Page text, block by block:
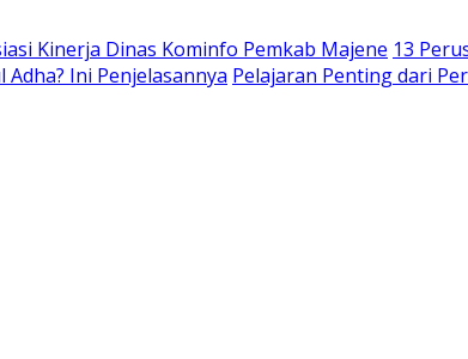
Kinerja Dinas Kominfo Pemkab Majene 13
Ini Penjelasannya Pelajaran Penting dari